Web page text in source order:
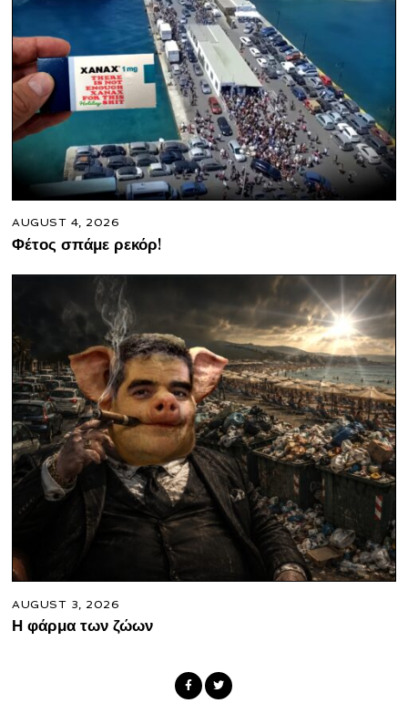
AUGUST 4, 2026
Φέτος σπάμε ρεκόρ!
AUGUST 3, 2026
Η φάρμα των ζώων